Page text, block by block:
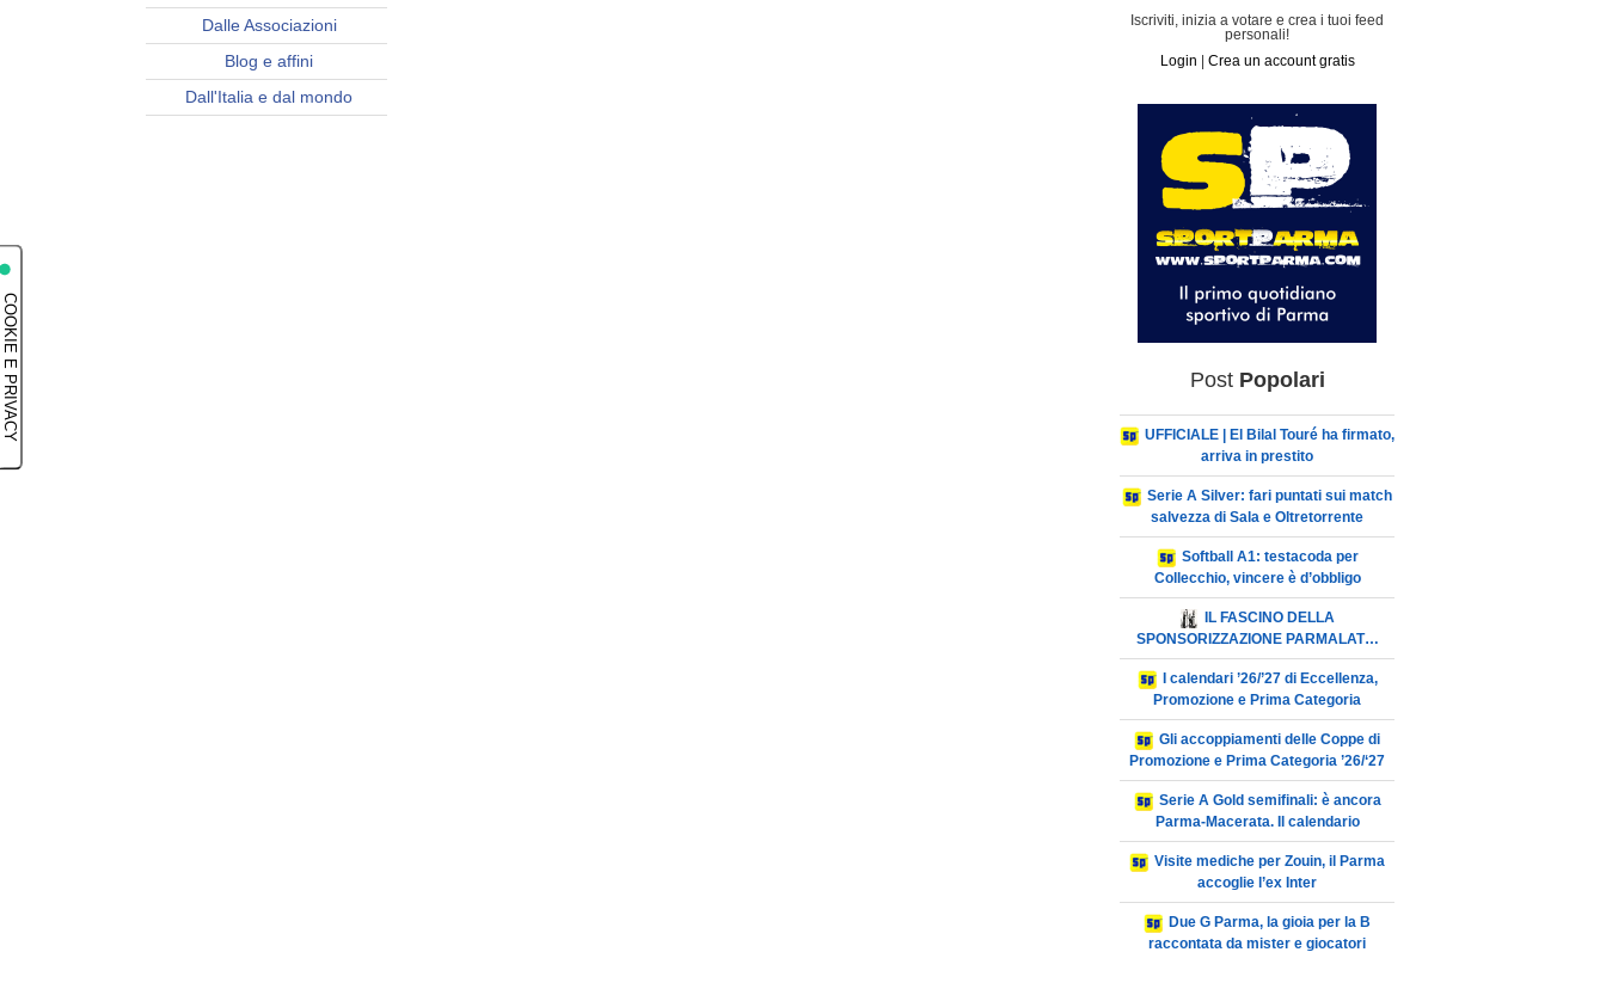
Dalle Associazioni
Blog e affini
Dall'Italia e dal mondo
Iscriviti, inizia a votare e crea i tuoi feed
personali!
Login
Crea un account gratis
Post Popolari
UFFICIALE | El Bilal Touré ha firmato,
arriva in prestito
Serie A Silver: fari puntati sui match
salvezza di Sala e Oltretorrente
Softball A1: testacoda per
Collecchio, vincere è d’obbligo
IL FASCINO DELLA
SPONSORIZZAZIONE PARMALAT…
I calendari ’26/’27 di Eccellenza,
Promozione e Prima Categoria
Gli accoppiamenti delle Coppe di
Promozione e Prima Categoria ’26/‘27
Serie A Gold semifinali: è ancora
Parma-Macerata. Il calendario
Visite mediche per Zouin, il Parma
accoglie l’ex Inter
Due G Parma, la gioia per la B
raccontata da mister e giocatori